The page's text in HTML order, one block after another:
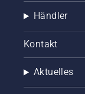
Händler
Kontakt
Aktuelles